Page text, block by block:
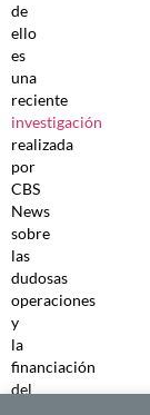
de
ello
es
una
reciente
investigación
realizada
por
CBS
News
sobre
las
dudosas
operaciones
y
la
financiación
del